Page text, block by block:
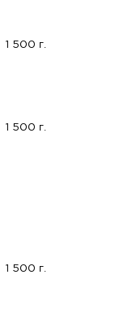
1 500 г.
1 500 г.
1 500 г.